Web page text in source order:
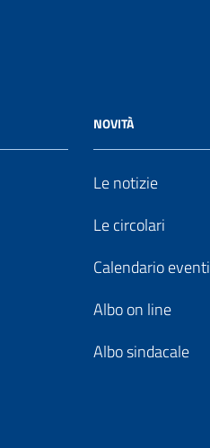
NOVITÀ
Le notizie
Le circolari
Calendario eventi
Albo on line
Albo sindacale